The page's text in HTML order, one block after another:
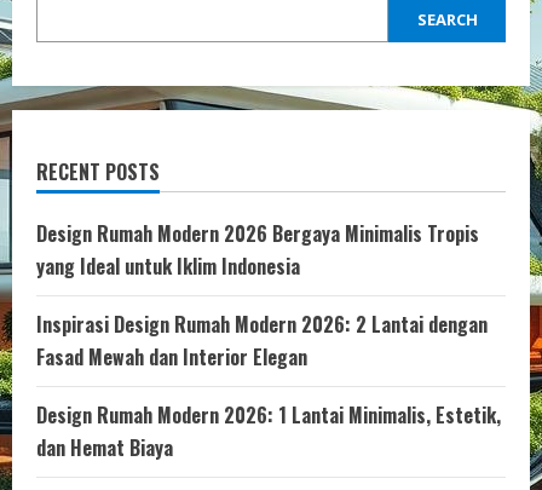
Terbatas:
untuk
Desain
SEARCH
RECENT POSTS
Design Rumah Modern 2026 Bergaya Minimalis Tropis
yang Ideal untuk Iklim Indonesia
Inspirasi Design Rumah Modern 2026: 2 Lantai dengan
Fasad Mewah dan Interior Elegan
Design Rumah Modern 2026: 1 Lantai Minimalis, Estetik,
dan Hemat Biaya